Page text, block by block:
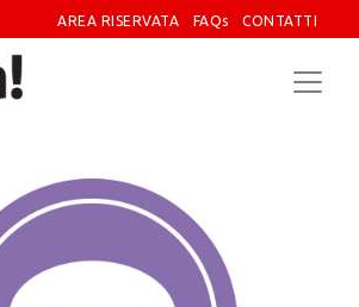
AREA RISERVATA FAQs CONTATTI